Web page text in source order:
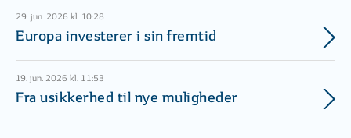
29. jun. 2026 kl. 10:28
Europa investerer i sin fremtid
19. jun. 2026 kl. 11:53
Fra usikkerhed til nye muligheder